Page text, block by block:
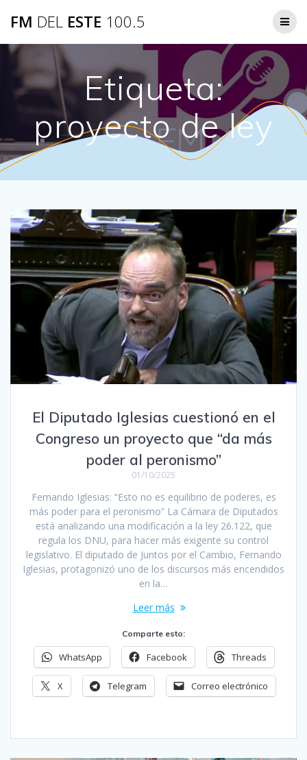
FM DEL ESTE 100.5
Etiqueta:
proyecto de ley
El Diputado Iglesias cuestionó en el
Congreso un proyecto que “da más
poder al peronismo”
01/10/2025
Fernando Iglesias: “Esto no es equilibrio de poderes, es
más poder para el peronismo” La Cámara de Diputados
está analizando una modificación a la ley 26.122, que
regula los DNU, para hacer más exigente su control
legislativo. El diputado de Juntos por el Cambio, Fernando
Iglesias, protagonizó uno de los discursos más encendidos
en la…
Leer más
Comparte esto:
WhatsApp Facebook Threads
X Telegram Correo electrónico